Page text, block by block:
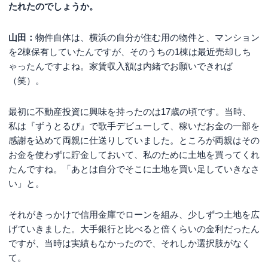
たれたのでしょうか。
山田： 物件自体は、横浜の自分が住む用の物件と、マンション
を2棟保有していたんですが、そのうちの1棟は最近売却しち
ゃったんですよね。家賃収入額は内緒でお願いできれば
（笑）。
最初に不動産投資に興味を持ったのは17歳の頃です。当時、
私は『ずうとるび』で歌手デビューして、稼いだお金の一部を
感謝を込めて両親に仕送りしていました。ところが両親はその
お金を使わずに貯金しておいて、私のために土地を買ってくれ
たんですね。「あとは自分でそこに土地を買い足していきなさ
い」と。
それがきっかけで信用金庫でローンを組み、少しずつ土地を広
げていきました。大手銀行と比べると倍くらいの金利だったん
ですが、当時は実績もなかったので、それしか選択肢がなく
て。